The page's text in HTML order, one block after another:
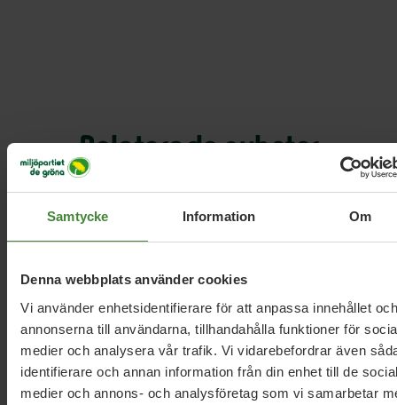
Samtycke Information Om
Denna webbplats använder cookies
Vi använder enhetsidentifierare för att anpassa innehållet och
annonserna till användarna, tillhandahålla funktioner för
medier och analysera vår trafik. Vi vidarebefordrar även
identifierare och annan information från din enhet till de
medier och annons- och analysföretag som vi samarbetar
Relaterade nyheter
Värmland, 2 februari 2015
Lärorikt möte på VärmLant
Värmland, 21 januari 2015
”Nu har den lokala vågen startat”